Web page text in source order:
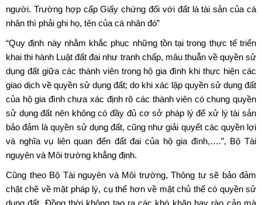
người. Trường hợp cấp Giấy chứng đối với đất là tài sản của cá
nhân thì phải ghi họ, tên của cá nhân đó”
“Quy định này nhằm khắc phục những tồn tại trong thực tế triển
khai thi hành Luật đất đai như tranh chấp, mâu thuẫn về quyền sử
dụng đất giữa các thành viên trong hộ gia đình khi thực hiện các
giao dịch về quyền sử dụng đất; do khi xác lập quyền sử dụng đất
của hộ gia đình chưa xác định rõ các thành viên có chung quyền
sử dụng đất nên không có đầy đủ cơ sở pháp lý để xử lý tài sản
bảo đảm là quyền sử dụng đất, cũng như giải quyết các quyền lợi
và nghĩa vụ liên quan đến đất đai của hộ gia đình,….”, Bộ Tài
nguyên và Môi trường khẳng định.
Cũng theo Bộ Tài nguyên và Môi trường, Thông tư sẽ bảo đảm
chặt chẽ về mặt pháp lý, cụ thể hơn về mặt chủ thể có quyền sử